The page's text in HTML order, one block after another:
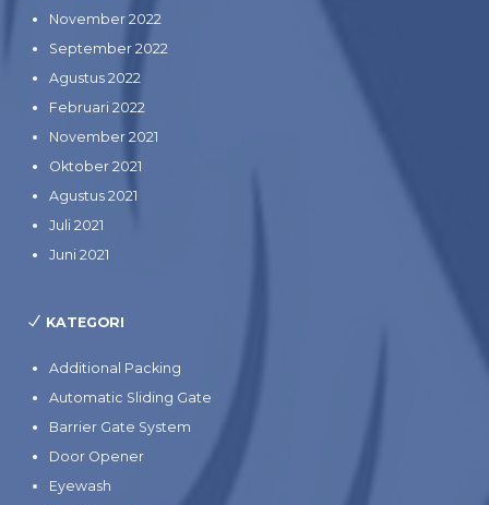
November 2022
September 2022
Agustus 2022
Februari 2022
November 2021
Oktober 2021
Agustus 2021
Juli 2021
Juni 2021
KATEGORI
Additional Packing
Automatic Sliding Gate
Barrier Gate System
Door Opener
Eyewash